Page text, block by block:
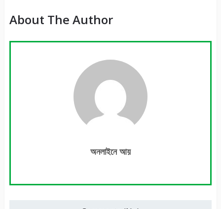
About The Author
অনলাইনে আয়